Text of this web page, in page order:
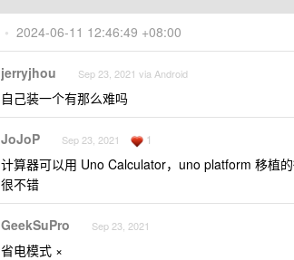
• 2024-06-11 12:46:49 +08:00
jerryjhou Sep 23, 2021 via Android
自己装一个有那么难吗
JoJoP Sep 23, 2021 1
计算器可以用 Uno Calculator，uno platform 移植
很不错
GeekSuPro Sep 23, 2021
省电模式 ×